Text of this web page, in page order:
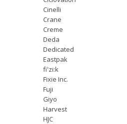
Cinelli
Crane
Creme
Deda
Dedicated
Eastpak
fi'zi:k
Fixie Inc.
Fuji
Giyo
Harvest
HJC